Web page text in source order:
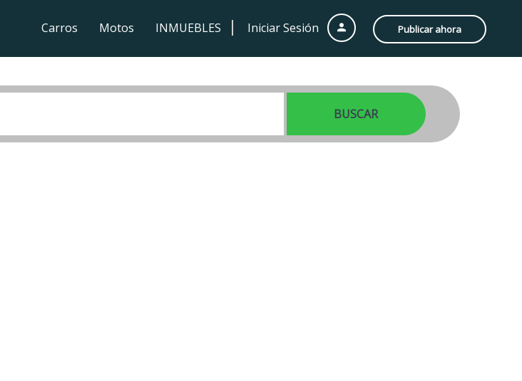
Iniciar Sesión Publicar ahora
Carros Motos INMUEBLES
BUSCAR